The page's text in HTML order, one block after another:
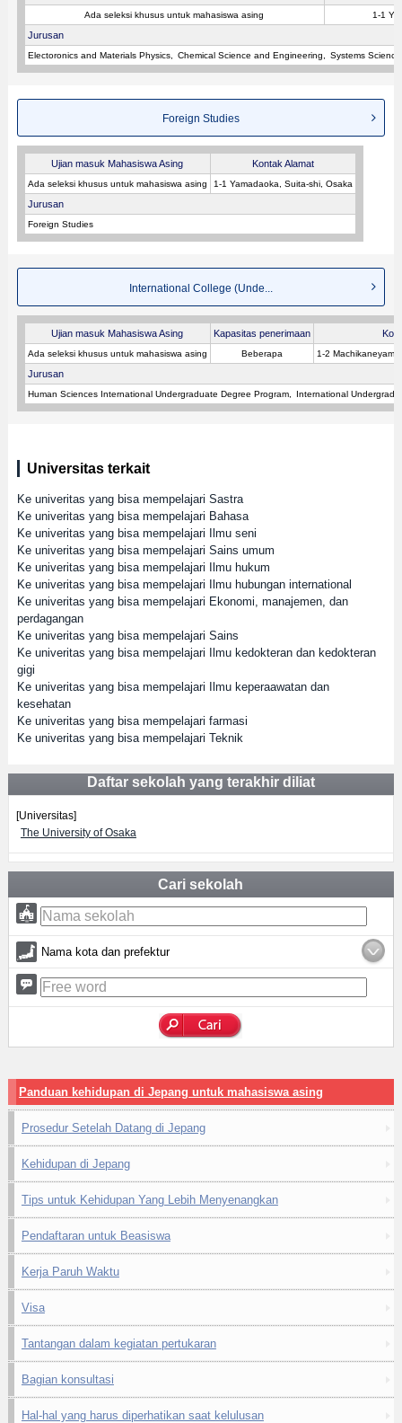
Ada seleksi khusus untuk mahasiswa asing 1-1
Jurusan
Electoronics and Materials Physics Chemical Science and Engineering Systems Science
Foreign Studies
Ujian masuk Mahasiswa Asing Kontak Alamat
Ada seleksi khusus untuk mahasiswa asing 1-1 Yamadaoka, Suita-shi, Osaka
Jurusan
Foreign Studies
International College (Unde...
Ujian masuk Mahasiswa Asing Kapasitas penerimaan
Ada seleksi khusus untuk mahasiswa asing Beberapa 1-2
Jurusan
Human Sciences International Undergraduate Degree Program International
Universitas terkait
Ke univeritas yang bisa mempelajari Sastra
Ke univeritas yang bisa mempelajari Bahasa
Ke univeritas yang bisa mempelajari Ilmu seni
Ke univeritas yang bisa mempelajari Sains umum
Ke univeritas yang bisa mempelajari Ilmu hukum
Ke univeritas yang bisa mempelajari Ilmu hubungan international
Ke univeritas yang bisa mempelajari Ekonomi, manajemen, dan
perdagangan
Ke univeritas yang bisa mempelajari Sains
Ke univeritas yang bisa mempelajari Ilmu kedokteran dan kedokteran
gigi
Ke univeritas yang bisa mempelajari Ilmu keperaawatan dan
kesehatan
Ke univeritas yang bisa mempelajari farmasi
Ke univeritas yang bisa mempelajari Teknik
Daftar sekolah yang terakhir diliat
[Universitas]
The University of Osaka
Cari sekolah
Nama kota dan prefektur
Panduan kehidupan di Jepang untuk mahasiswa asing
Prosedur Setelah Datang di Jepang
Kehidupan di Jepang
Tips untuk Kehidupan Yang Lebih Menyenangkan
Pendaftaran untuk Beasiswa
Kerja Paruh Waktu
Visa
Tantangan dalam kegiatan pertukaran
Bagian konsultasi
Hal-hal yang harus diperhatikan saat kelulusan